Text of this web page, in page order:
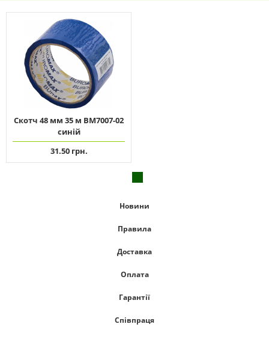
Скотч 48 мм 35 м ВМ7007-02
синій
31.50 грн.
Новини
Правила
Доставка
Оплата
Гарантії
Співпраця